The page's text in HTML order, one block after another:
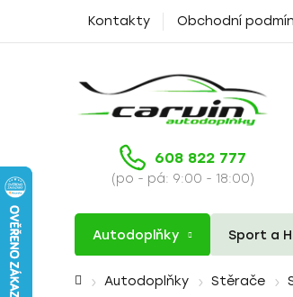
Kontakty Obchodní
608 822 777
(po - pá: 9:00 - 18:00)
Autodoplňky Sport a
Domů Autodoplňky Stěrače